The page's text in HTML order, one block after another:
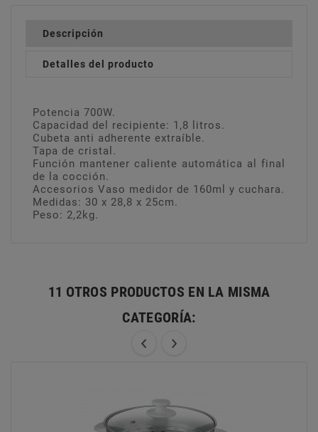
Descripción
Detalles del producto
Potencia 700W.
Capacidad del recipiente: 1,8 litros.
Cubeta anti adherente extraíble.
Tapa de cristal.
Función mantener caliente automática al final
de la cocción.
Accesorios Vaso medidor de 160ml y cuchara.
Medidas: 30 x 28,8 x 25cm.
Peso: 2,2kg.
11 OTROS PRODUCTOS EN LA MISMA
CATEGORÍA: